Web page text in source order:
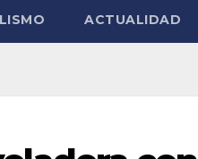
ACTUALIDAD